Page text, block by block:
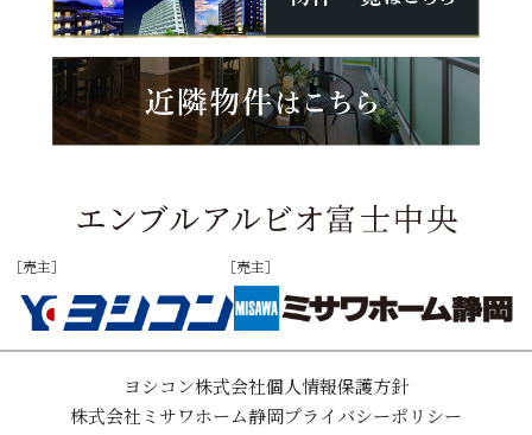
［売主］ ［売主］
ヨシコン株式会社個人情報保護方針
株式会社ミサワホーム静岡プライバシーポリシー